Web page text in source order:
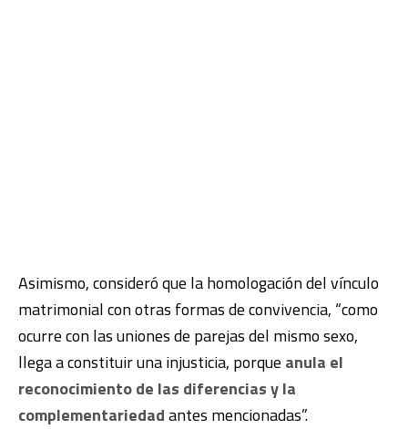
Asimismo, consideró que la homologación del vínculo
matrimonial con otras formas de convivencia, “como
ocurre con las uniones de parejas del mismo sexo,
llega a constituir una injusticia, porque anula el
reconocimiento de las diferencias y la
complementariedadantes mencionadas”.